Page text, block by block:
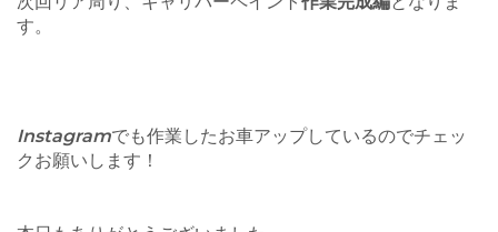
す。
Instagramでも作業したお車アップしているのでチェッ
クお願いします！